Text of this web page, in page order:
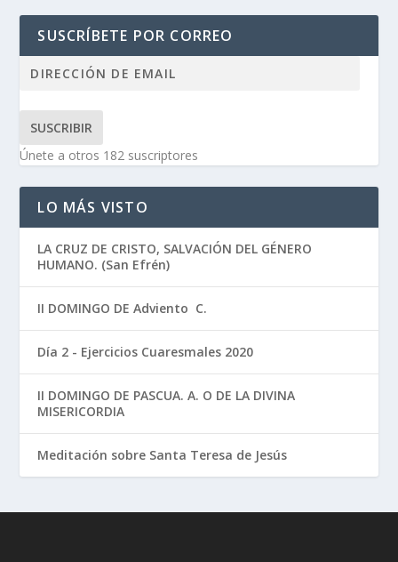
SUSCRÍBETE POR CORREO
SUSCRIBIR
Únete a otros 182 suscriptores
LO MÁS VISTO
LA CRUZ DE CRISTO, SALVACIÓN DEL GÉNERO
HUMANO. (San Efrén)
II DOMINGO DE Adviento C.
Día 2 - Ejercicios Cuaresmales 2020
II DOMINGO DE PASCUA. A. O DE LA DIVINA
MISERICORDIA
Meditación sobre Santa Teresa de Jesús